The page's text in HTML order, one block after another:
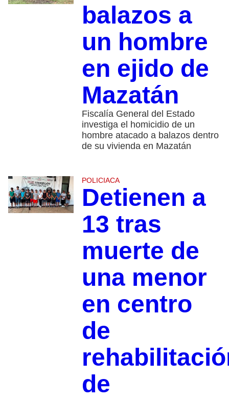
balazos a
un hombre
en ejido de
Mazatán
Fiscalía General del Estado
investiga el homicidio de un
hombre atacado a balazos dentro
de su vivienda en Mazatán
POLICIACA
Detienen a
13 tras
muerte de
una menor
en centro
de
de